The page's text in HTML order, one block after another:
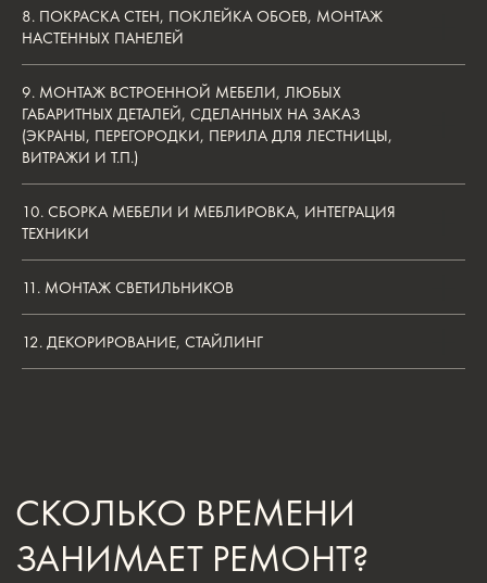
8. ПОКРАСКА СТЕН, ПОКЛЕЙКА ОБОЕВ, МОНТАЖ
НАСТЕННЫХ ПАНЕЛЕЙ
9. МОНТАЖ ВСТРОЕННОЙ МЕБЕЛИ, ЛЮБЫХ
ГАБАРИТНЫХ ДЕТАЛЕЙ, СДЕЛАННЫХ НА ЗАКАЗ
(ЭКРАНЫ, ПЕРЕГОРОДКИ, ПЕРИЛА ДЛЯ ЛЕСТНИЦЫ,
ВИТРАЖИ И Т.П.)
10. СБОРКА МЕБЕЛИ И МЕБЛИРОВКА, ИНТЕГРАЦИЯ
ТЕХНИКИ
11. МОНТАЖ СВЕТИЛЬНИКОВ
12. ДЕКОРИРОВАНИЕ, СТАЙЛИНГ
РАССЧИТАЙТЕ СТОИМОСТЬ
ДИЗАЙН-ПРОЕКТА
Рассчитайте стоимость вашего будущего проекта,
получите бесплатную консультацию ведущего
дизайнера студии, а также гид с описанием
современных стилей интерьера
ПОХОЖИЕ СТАТЬИ